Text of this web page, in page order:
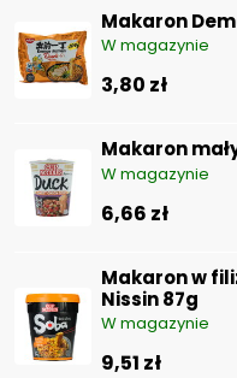
Makaron
W magazynie
3,80 zł
Makaron
W magazynie
6,66 zł
Makaron w
Nissin 87g
W magazynie
9,51 zł